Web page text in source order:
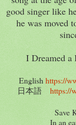
good singer like
he was moved
I Dreamed
English https://
日本語 https://
Save
In an